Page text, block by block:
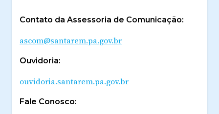
Contato da Assessoria de Comunicação:
ascom@santarem.pa.gov.br
Ouvidoria:
ouvidoria.santarem.pa.gov.br
Fale Conosco: